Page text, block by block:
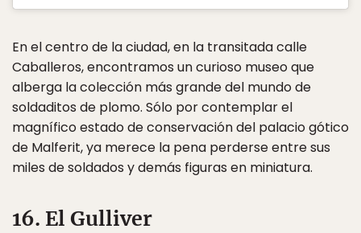
En el centro de la ciudad, en la transitada calle
Caballeros, encontramos un curioso museo que
alberga la colección más grande del mundo de
soldaditos de plomo. Sólo por contemplar el
magnífico estado de conservación del palacio gótico
de Malferit, ya merece la pena perderse entre sus
miles de soldados y demás figuras en miniatura.
16. El Gulliver